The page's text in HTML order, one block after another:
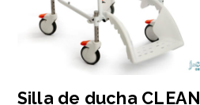
Silla de ducha CLEAN